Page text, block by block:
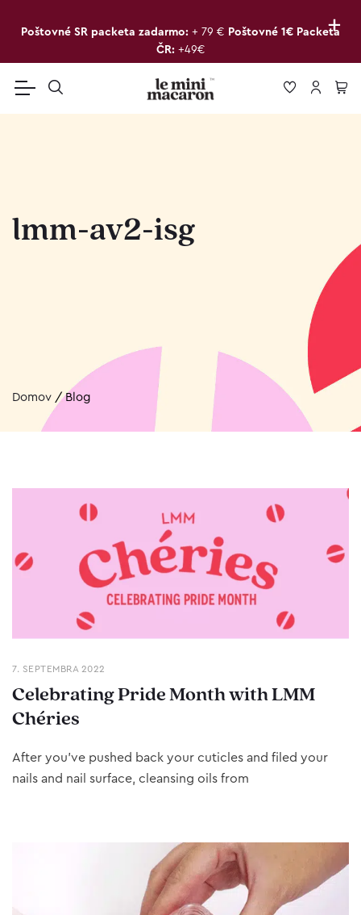
+
Poštovné SR packeta zadarmo: + 79 € Poštovné 1€ Packeta
ČR: +49€
lmm-av2-isg
Domov /Blog
7. SEPTEMBRA 2022
Celebrating Pride Month with LMM
Chéries
After you’ve pushed back your cuticles and filed your
nails and nail surface, cleansing oils from